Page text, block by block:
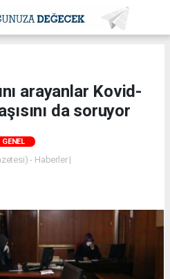
arayanlar Kovid-
da soruyor
GENEL
- Haberler |